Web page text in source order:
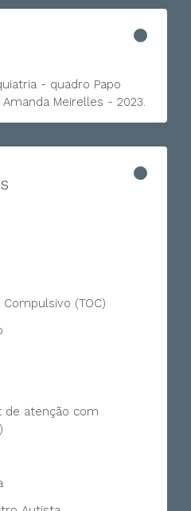
- quadro Papo
Meirelles - 2023.
(TOC)
de atenção com